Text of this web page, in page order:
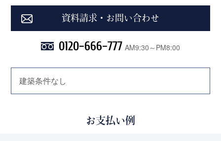
資料請求・お問い合わせ
0120-666-777 AM9:30～PM8:00
建築条件なし
お支払い例